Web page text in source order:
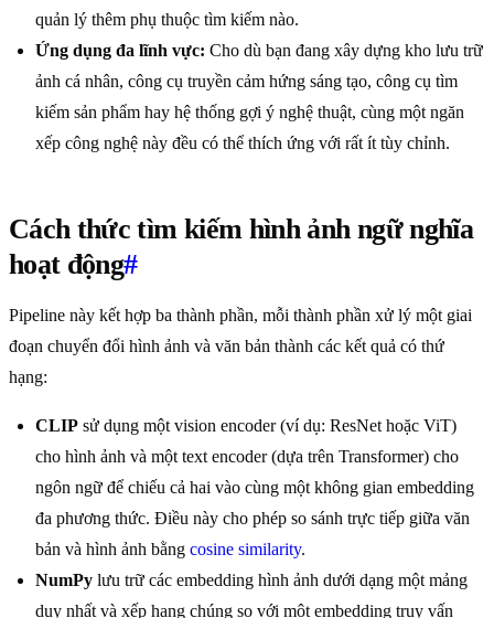
quản lý thêm phụ thuộc tìm kiếm nào.
Ứng dụng đa lĩnh vực: Cho dù bạn đang xây dựng kho lưu trữ
ảnh cá nhân, công cụ truyền cảm hứng sáng tạo, công cụ tìm
kiếm sản phẩm hay hệ thống gợi ý nghệ thuật, cùng một ngăn
xếp công nghệ này đều có thể thích ứng với rất ít tùy chỉnh.
Cách thức tìm kiếm hình ảnh ngữ nghĩa
hoạt động#
Pipeline này kết hợp ba thành phần, mỗi thành phần xử lý một giai
đoạn chuyển đổi hình ảnh và văn bản thành các kết quả có thứ
hạng:
CLIP sử dụng một vision encoder (ví dụ: ResNet hoặc ViT)
cho hình ảnh và một text encoder (dựa trên Transformer) cho
ngôn ngữ để chiếu cả hai vào cùng một không gian embedding
đa phương thức. Điều này cho phép so sánh trực tiếp giữa văn
bản và hình ảnh bằng cosine similarity.
NumPy lưu trữ các embedding hình ảnh dưới dạng một mảng
duy nhất và xếp hạng chúng so với một embedding truy vấn